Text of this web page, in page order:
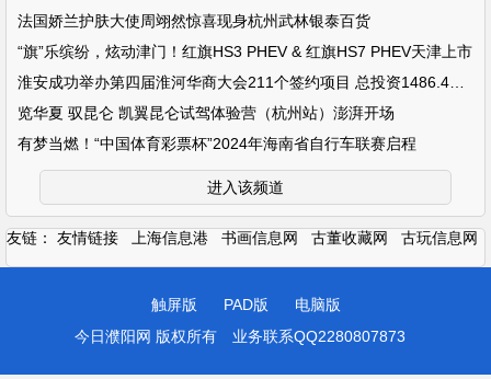
法国娇兰护肤大使周翊然惊喜现身杭州武林银泰百货
“旗”乐缤纷，炫动津门！红旗HS3 PHEV & 红旗HS7 PHEV天津上市
览华夏 驭昆仑 凯翼昆仑试驾体验营（杭州站）澎湃开场
有梦当燃！“中国体育彩票杯”2024年海南省自行车联赛启程
进入该频道
友链： 友情链接 上海信息港 书画信息网 古董收藏网 古玩信息网
触屏版 PAD版
电脑版
今日濮阳网 版权所有
业务联系QQ2280807873